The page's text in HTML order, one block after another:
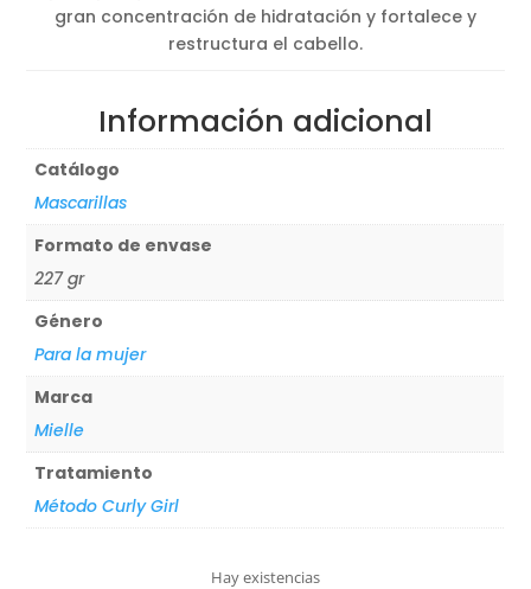
gran concentración de hidratación y fortalece y
restructura el cabello.
Información adicional
Catálogo
Mascarillas
Formato de envase
227 gr
Género
Para la mujer
Marca
Mielle
Tratamiento
Método Curly Girl
Hay existencias